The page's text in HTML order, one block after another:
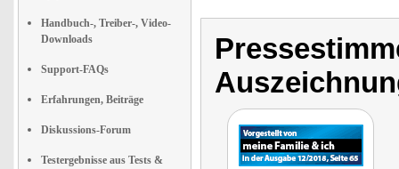
Handbuch-, Treiber-, Video-
Downloads
Support-FAQs
Erfahrungen, Beiträge
Diskussions-Forum
Testergebnisse aus Tests &